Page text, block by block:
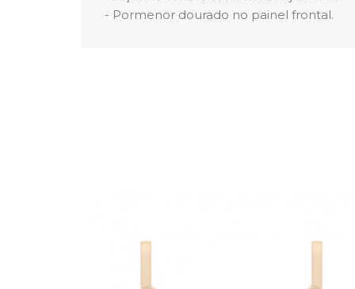
- Pormenor dourado no painel frontal.